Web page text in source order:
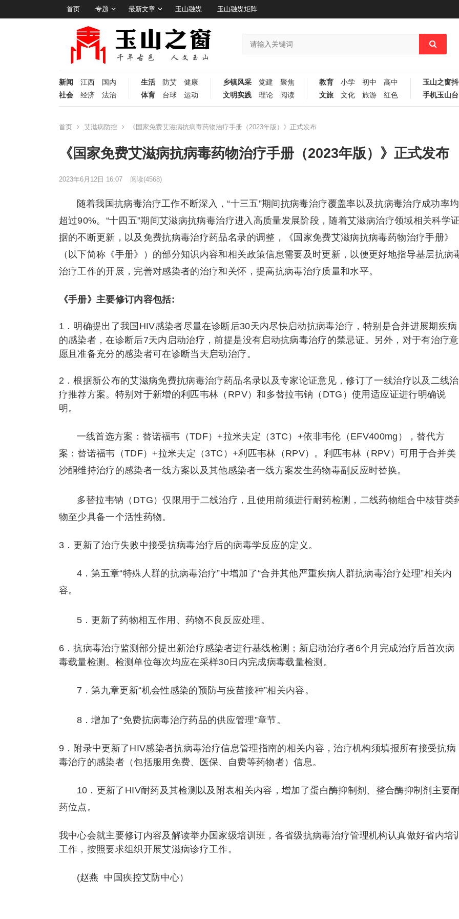
首页 专题 最新文章 玉山融媒 玉山融媒矩阵
新闻 江西
国内
社会
经济 法治
生活 防艾
健康
体育
台球 运动
乡镇风采 党建
聚焦
文明实践
理论 阅读
教育 小学 初中
高中
文旅
文化 旅游 红色
玉山之窗
手机玉山台
首页 艾滋病防控 《国家免费艾滋病抗病毒药物治疗手册（2023年版）》正式发布
《国家免费艾滋病抗病毒药物治疗手册（2023年版）》正式发布
2023年6月12日 16:07 阅读(4568)
随着我国抗病毒治疗工作不断深入，“十三五”期间抗病毒治疗覆盖率以及抗病毒治疗成功率均
超过90%。“十四五”期间艾滋病抗病毒治疗进入高质量发展阶段，随着艾滋病治疗领域相关科学
据的不断更新，以及免费抗病毒治疗药品名录的调整，《国家免费艾滋病抗病毒药物治疗手册》
（以下简称《手册》）的部分知识内容和相关政策信息需要及时更新，以便更好地指导基层抗病
治疗工作的开展，完善对感染者的治疗和关怀，提高抗病毒治疗质量和水平。
《手册》主要修订内容包括:
1．明确提出了我国HIV感染者尽量在诊断后30天内尽快启动抗病毒治疗，特别是合并进展期疾病
的感染者，在诊断后7天内启动治疗，前提是没有启动抗病毒治疗的禁忌证。另外，对于有治疗意
愿且准备充分的感染者可在诊断当天启动治疗。
2．根据新公布的艾滋病免费抗病毒治疗药品名录以及专家论证意见，修订了一线治疗以及二线治
疗推荐方案。特别对于新增的利匹韦林（RPV）和多替拉韦钠（DTG）使用适应证进行明确说
明。
一线首选方案：替诺福韦（TDF）+拉米夫定（3TC）+依非韦伦（EFV400mg），替代方
案：替诺福韦（TDF）+拉米夫定（3TC）+利匹韦林（RPV）。利匹韦林（RPV）可用于合并美
沙酮维持治疗的感染者一线方案以及其他感染者一线方案发生药物毒副反应时替换。
多替拉韦钠（DTG）仅限用于二线治疗，且使用前须进行耐药检测，二线药物组合中核苷类
物至少具备一个活性药物。
3．更新了治疗失败中接受抗病毒治疗后的病毒学反应的定义。
4．第五章“特殊人群的抗病毒治疗”中增加了“合并其他严重疾病人群抗病毒治疗处理”相关内
容。
5．更新了药物相互作用、药物不良反应处理。
6．抗病毒治疗监测部分提出新治疗感染者进行基线检测；新启动治疗者6个月完成治疗后首次病
毒载量检测。检测单位每次均应在采样30日内完成病毒载量检测。
7．第九章更新“机会性感染的预防与疫苗接种”相关内容。
8．增加了“免费抗病毒治疗药品的供应管理”章节。
9．附录中更新了HIV感染者抗病毒治疗信息管理指南的相关内容，治疗机构须填报所有接受抗病
毒治疗的感染者（包括服用免费、医保、自费等药物者）信息。
10．更新了HIV耐药及其检测以及附表相关内容，增加了蛋白酶抑制剂、整合酶抑制剂主要
药位点。
我中心会就主要修订内容及解读举办国家级培训班，各省级抗病毒治疗管理机构认真做好省内培
工作，按照要求组织开展艾滋病诊疗工作。
(赵燕 中国疾控艾防中心）